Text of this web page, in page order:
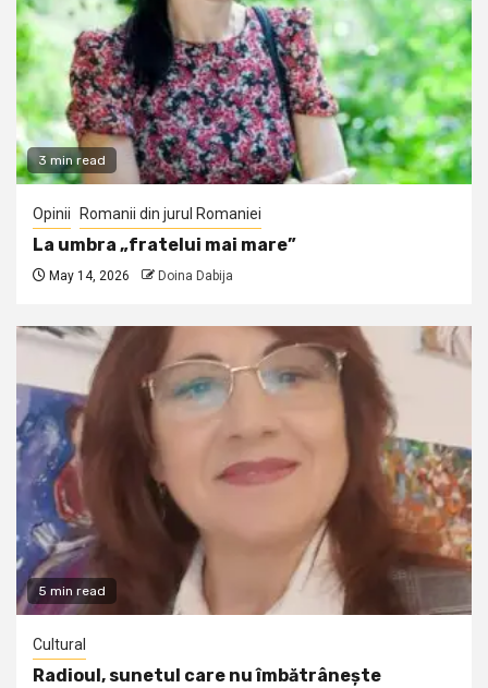
3 min read
Opinii Romanii din jurul Romaniei
La umbra „fratelui mai mare”
May 14, 2026 Doina Dabija
5 min read
Cultural
Radioul, sunetul care nu îmbătrânește